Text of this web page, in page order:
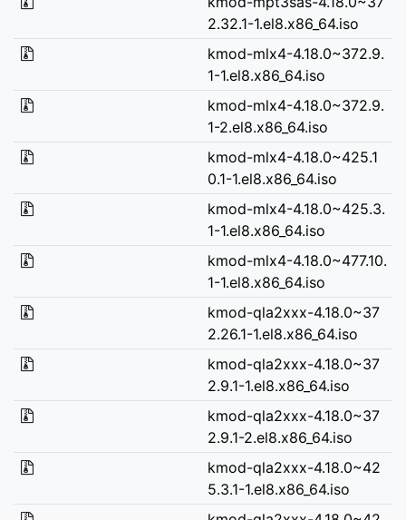
2.32.1-1.el8.x86_64.iso
kmod-mlx4-4.18.0~372.9.
1-1.el8.x86_64.iso
kmod-mlx4-4.18.0~372.9.
1-2.el8.x86_64.iso
kmod-mlx4-4.18.0~425.1
0.1-1.el8.x86_64.iso
kmod-mlx4-4.18.0~425.3.
1-1.el8.x86_64.iso
kmod-mlx4-4.18.0~477.10.
1-1.el8.x86_64.iso
kmod-qla2xxx-4.18.0~37
2.26.1-1.el8.x86_64.iso
kmod-qla2xxx-4.18.0~37
2.9.1-1.el8.x86_64.iso
kmod-qla2xxx-4.18.0~37
2.9.1-2.el8.x86_64.iso
kmod-qla2xxx-4.18.0~42
5.3.1-1.el8.x86_64.iso